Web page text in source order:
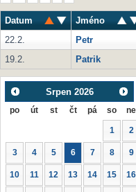
Datum Jméno
22.2.
Petr
19.2.
Patrik
Srpen 2026
po út st čt pá so ne
1 2
3 4 5 6 7 8 9
10 11 12 13 14 15 16